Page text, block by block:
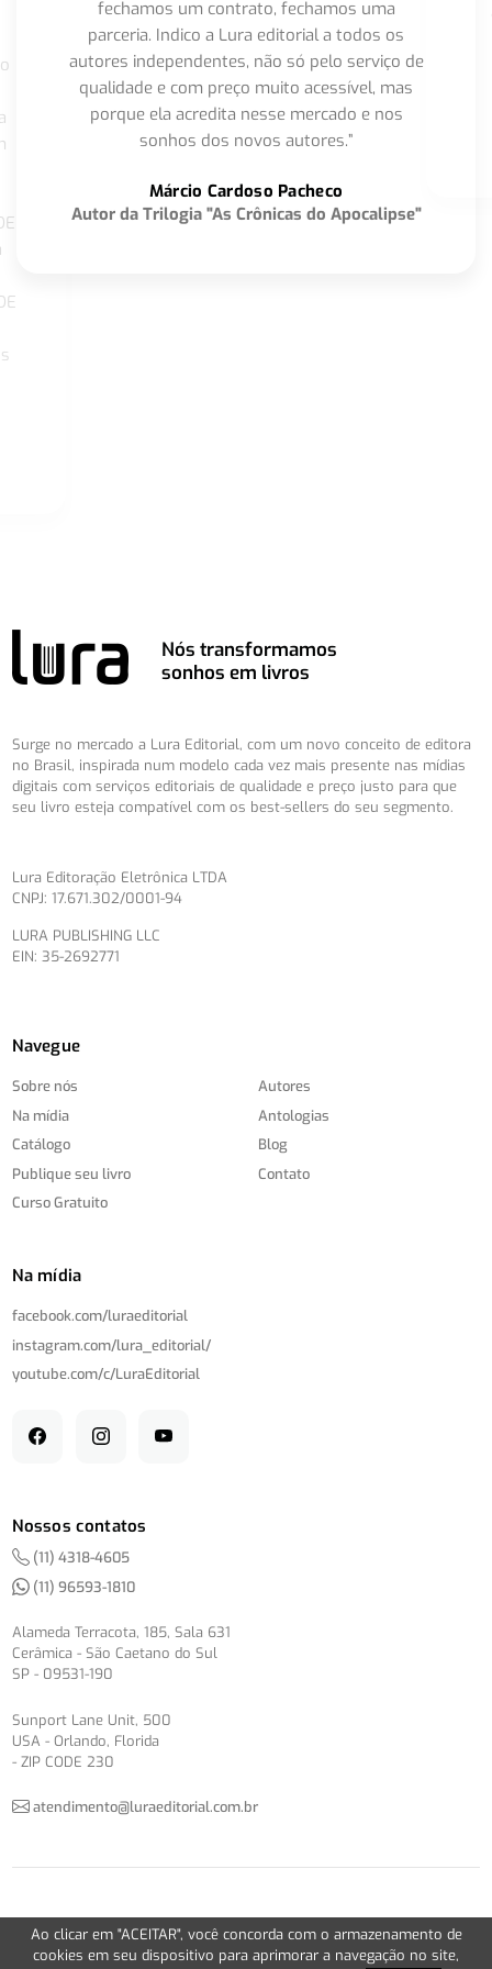
fechamos um contrato, fechamos uma
parceria. Indico a Lura editorial a todos os
autores independentes, não só pelo serviço de
qualidade e com preço muito acessível, mas
porque ela acredita nesse mercado e nos
sonhos dos novos autores.”
Márcio Cardoso Pacheco
Autor da Trilogia "As Crônicas do Apocalipse"
Nós transformamos
sonhos em livros
Surge no mercado a Lura Editorial, com um novo conceito de editora
no Brasil, inspirada num modelo cada vez mais presente nas mídias
digitais com serviços editoriais de qualidade e preço justo para que
seu livro esteja compatível com os best-sellers do seu segmento.
Lura Editoração Eletrônica LTDA
CNPJ: 17.671.302/0001-94
LURA PUBLISHING LLC
EIN: 35-2692771
Navegue
Sobre nós
Na mídia
Catálogo
Publique seu livro
Curso Gratuito
Autores
Antologias
Blog
Contato
Na mídia
facebook.com/luraeditorial
instagram.com/lura_editorial/
youtube.com/c/LuraEditorial
Nossos contatos
(11) 4318-4605
(11) 96593-1810
Alameda Terracota, 185, Sala 631
Cerâmica - São Caetano do Sul
SP - 09531-190
Sunport Lane Unit, 500
USA - Orlando, Florida
- ZIP CODE 230
atendimento@luraeditorial.com.br
© Copyright 2012-2026 -Política de Privacidade
Version 2.5.1
Ao clicar em "ACEITAR", você concorda com o armazenamento de
cookies em seu dispositivo para aprimorar a navegação no site,